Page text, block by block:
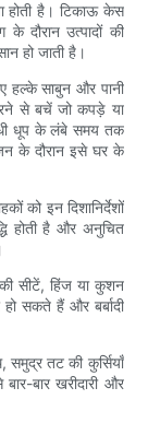
होती है। टिकाऊ केस
दौरान उत्पादों की
हो जाती है।
हल्के साबुन और पानी
से बचें जो कपड़े या
धूप के लंबे समय तक
के दौरान इसे घर के
को इन दिशानिर्देशों
होती है और अनुचित
की सीटें, हिंज या कुशन
सकते हैं और बर्बादी
तट की कुर्सियाँ
बार खरीदारी और